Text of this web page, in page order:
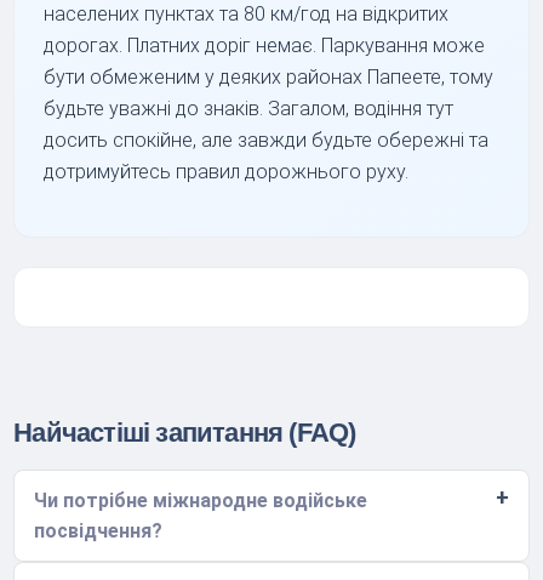
населених пунктах та 80 км/год на відкритих
дорогах. Платних доріг немає. Паркування може
бути обмеженим у деяких районах Папеете, тому
будьте уважні до знаків. Загалом, водіння тут
досить спокійне, але завжди будьте обережні та
дотримуйтесь правил дорожнього руху.
Найчастіші запитання (FAQ)
Чи потрібне міжнародне водійське
посвідчення?